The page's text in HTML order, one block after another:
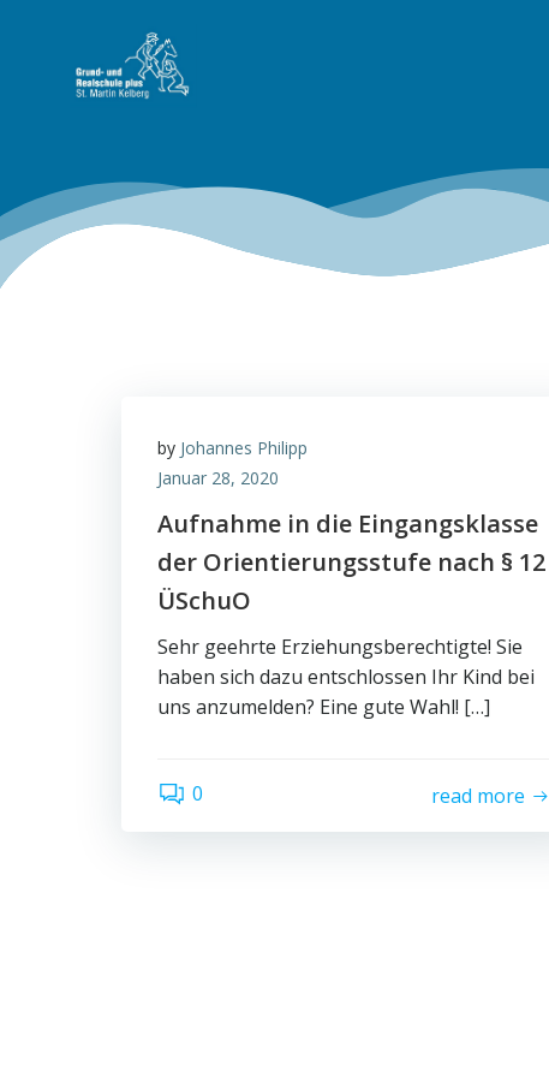
springen
by Johannes Philipp
Januar 28, 2020
Aufnahme in die Eingangsklasse
der Orientierungsstufe nach § 12
ÜSchuO
Sehr geehrte Erziehungsberechtigte! Sie
haben sich dazu entschlossen Ihr Kind bei
uns anzumelden? Eine gute Wahl! […]
0 read more